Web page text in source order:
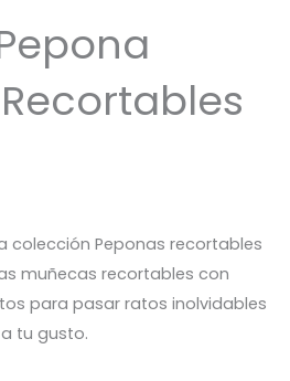
colección Peponas recortables
muñecas recortables con
para pasar ratos inolvidables
tu gusto.